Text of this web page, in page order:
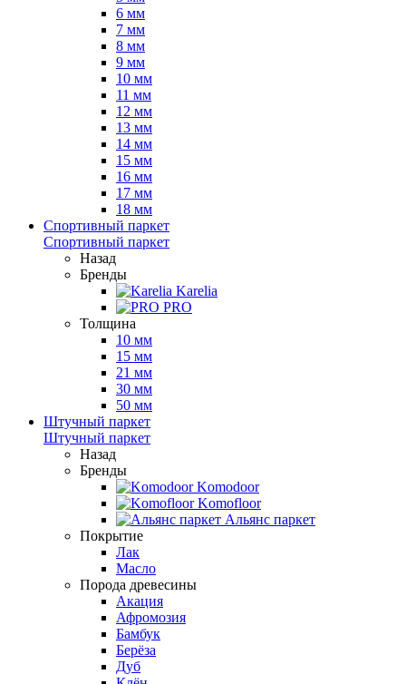
6 мм
7 мм
8 мм
9 мм
10 мм
11 мм
12 мм
13 мм
14 мм
15 мм
16 мм
17 мм
18 мм
Спортивный паркет
Спортивный паркет
Назад
Бренды
Karelia
PRO
Толщина
10 мм
15 мм
21 мм
30 мм
50 мм
Штучный паркет
Штучный паркет
Назад
Бренды
Komodoor
Komofloor
Альянс паркет
Покрытие
Лак
Масло
Порода древесины
Акация
Афромозия
Бамбук
Берёза
Дуб